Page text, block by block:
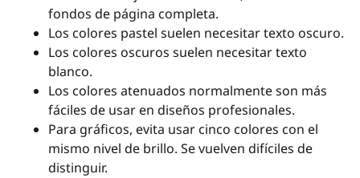
fondos de página completa.
Los colores pastel suelen necesitar texto oscuro.
Los colores oscuros suelen necesitar texto
blanco.
Los colores atenuados normalmente son más
fáciles de usar en diseños profesionales.
Para gráficos, evita usar cinco colores con el
mismo nivel de brillo. Se vuelven difíciles de
distinguir.